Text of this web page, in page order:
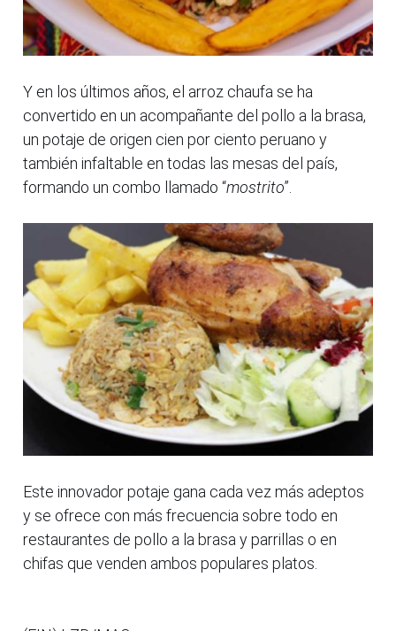
Y en los últimos años, el arroz chaufa se ha
convertido en un acompañante del pollo a la brasa,
un potaje de origen cien por ciento peruano y
también infaltable en todas las mesas del país,
formando un combo llamado “mostrito”.
Este innovador potaje gana cada vez más adeptos
y se ofrece con más frecuencia sobre todo en
restaurantes de pollo a la brasa y parrillas o en
chifas que venden ambos populares platos.